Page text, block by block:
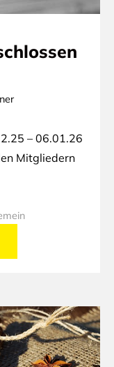
– 06.01.26
Mitgliedern